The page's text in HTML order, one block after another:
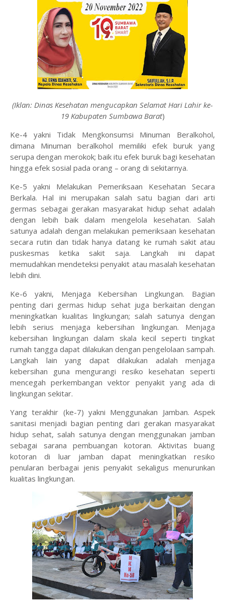
(Iklan: Dinas Kesehatan mengucapkan Selamat Hari Lahir ke-
19 Kabupaten Sumbawa Barat)
Ke-4 yakni Tidak Mengkonsumsi Minuman Beralkohol,
dimana Minuman beralkohol memiliki efek buruk yang
serupa dengan merokok; baik itu efek buruk bagi kesehatan
hingga efek sosial pada orang – orang di sekitarnya.
Ke-5 yakni Melakukan Pemeriksaan Kesehatan Secara
Berkala. Hal ini merupakan salah satu bagian dari arti
germas sebagai gerakan masyarakat hidup sehat adalah
dengan lebih baik dalam mengelola kesehatan. Salah
satunya adalah dengan melakukan pemeriksaan kesehatan
secara rutin dan tidak hanya datang ke rumah sakit atau
puskesmas ketika sakit saja. Langkah ini dapat
memudahkan mendeteksi penyakit atau masalah kesehatan
lebih dini.
Ke-6 yakni, Menjaga Kebersihan Lingkungan. Bagian
penting dari germas hidup sehat juga berkaitan dengan
meningkatkan kualitas lingkungan; salah satunya dengan
lebih serius menjaga kebersihan lingkungan. Menjaga
kebersihan lingkungan dalam skala kecil seperti tingkat
rumah tangga dapat dilakukan dengan pengelolaan sampah.
Langkah lain yang dapat dilakukan adalah menjaga
kebersihan guna mengurangi resiko kesehatan seperti
mencegah perkembangan vektor penyakit yang ada di
lingkungan sekitar.
Yang terakhir (ke-7) yakni Menggunakan Jamban. Aspek
sanitasi menjadi bagian penting dari gerakan masyarakat
hidup sehat, salah satunya dengan menggunakan jamban
sebagai sarana pembuangan kotoran. Aktivitas buang
kotoran di luar jamban dapat meningkatkan resiko
penularan berbagai jenis penyakit sekaligus menurunkan
kualitas lingkungan.